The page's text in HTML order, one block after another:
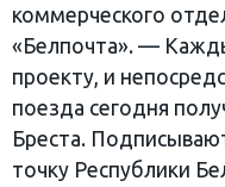
коммерческого
«Белпочта». —
проекту, и
поезда сегодня
Бреста.
точку Республики